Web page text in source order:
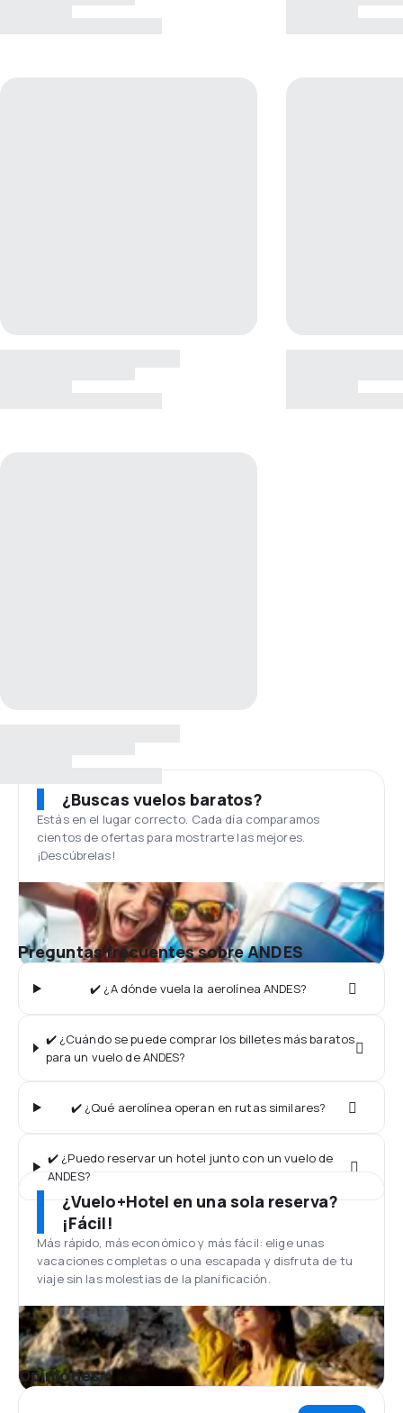
¿Buscas vuelos baratos?
Estás en el lugar correcto. Cada día comparamos
cientos de ofertas para mostrarte las mejores.
¡Descúbrelas!
Preguntas frecuentes sobre ANDES
✔️ ¿A dónde vuela la aerolínea ANDES?
✔️ ¿Cuándo se puede comprar los billetes más baratos
para un vuelo de ANDES?
✔️ ¿Qué aerolínea operan en rutas similares?
✔️ ¿Puedo reservar un hotel junto con un vuelo de
ANDES?
¿Vuelo+Hotel en una sola reserva?
¡Fácil!
Más rápido, más económico y más fácil: elige unas
vacaciones completas o una escapada y disfruta de tu
viaje sin las molestias de la planificación.
Opiniones